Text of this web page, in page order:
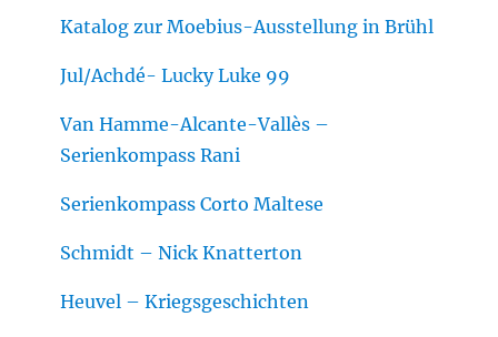
Katalog zur Moebius-Ausstellung in Brühl
Jul/Achdé- Lucky Luke 99
Van Hamme-Alcante-Vallès –
Serienkompass Rani
Serienkompass Corto Maltese
Schmidt – Nick Knatterton
Heuvel – Kriegsgeschichten